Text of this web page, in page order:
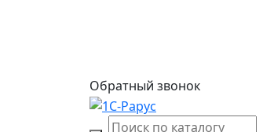
Обратный звонок